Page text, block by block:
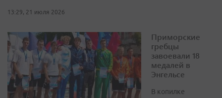
13:29, 21 июля 2026
Приморские
гребцы
завоевали 18
медалей в
Энгельсе
В копилке